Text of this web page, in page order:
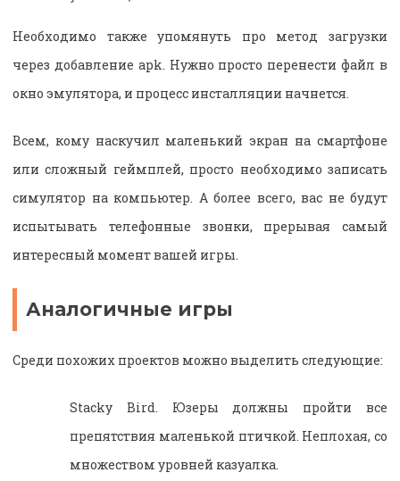
Необходимо также упомянуть про метод загрузки
через добавление apk. Нужно просто перенести файл в
окно эмулятора, и процесс инсталляции начнется.
Всем, кому наскучил маленький экран на смартфоне
или сложный геймплей, просто необходимо записать
симулятор на компьютер. А более всего, вас не будут
испытывать телефонные звонки, прерывая самый
интересный момент вашей игры.
Аналогичные игры
Среди похожих проектов можно выделить следующие:
Stacky Bird. Юзеры должны пройти все
препятствия маленькой птичкой. Неплохая, со
множеством уровней казуалка.